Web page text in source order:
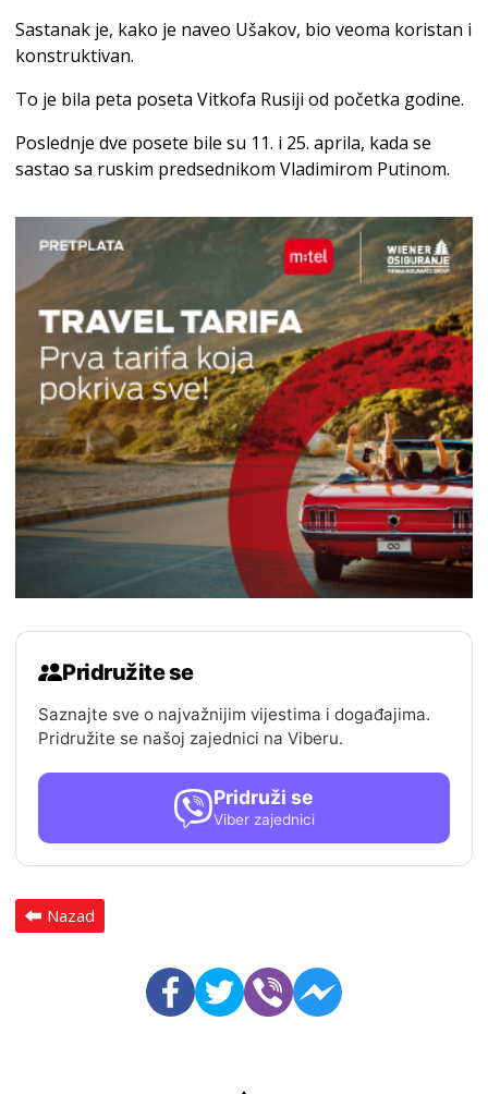
Sastanak je, kako je naveo Ušakov, bio veoma koristan i
konstruktivan.
To je bila peta poseta Vitkofa Rusiji od početka godine.
Poslednje dve posete bile su 11. i 25. aprila, kada se
sastao sa ruskim predsednikom Vladimirom Putinom.
Pridružite se
Saznajte sve o najvažnijim vijestima i događajima.
Pridružite se našoj zajednici na Viberu.
Pridruži se
Viber zajednici
Nazad